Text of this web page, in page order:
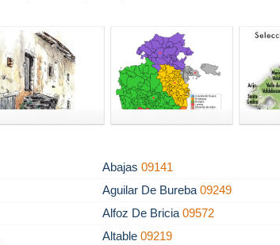
Abajas09141
Aguilar De Bureba09249
Alfoz De Bricia09572
Altable09219